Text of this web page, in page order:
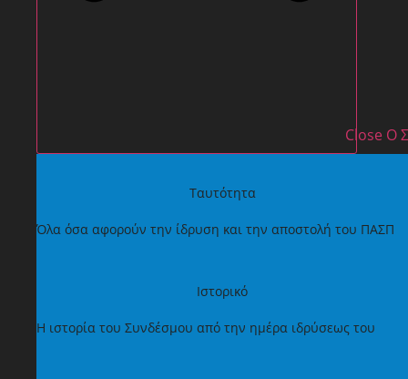
Close Ο
Ταυτότητα
Όλα όσα αφορούν την ίδρυση και την αποστολή του ΠΑΣΠ
Ιστορικό
Η ιστορία του Συνδέσμου από την ημέρα ιδρύσεως του